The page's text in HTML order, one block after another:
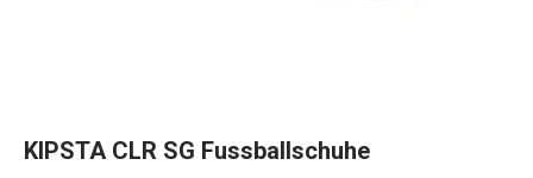
KIPSTA CLR SG Fussballschuhe